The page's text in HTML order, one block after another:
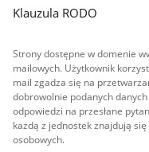
Klauzula RODO
Strony dostępne w domenie
mailowych. Użytkownik
mail zgadza się na
dobrowolnie podanych
odpowiedzi na przesłane
każdą z jednostek znajdują
osobowych.